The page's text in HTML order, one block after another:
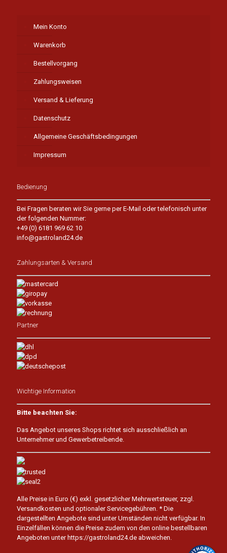
Mein Konto
Warenkorb
Bestellvorgang
Zahlungsweisen
Versand & Lieferung
Datenschutz
Allgemeine Geschäftsbedingungen
Impressum
Bedienung
Bei Fragen beraten wir Sie gerne per E-Mail oder telefonisch unter
der folgenden Nummer:
+49 (0) 6181 969 62 10
info@gastroland24.de
Zahlungsarten & Versand
Partner
Wichtige Information
Bitte beachten Sie:
Das Angebot unseres Shops richtet sich ausschließlich an
Unternehmer und Gewerbetreibende.
Alle Preise in Euro (€) exkl. gesetzlicher Mehrwertsteuer, zzgl.
Versandkosten und optionaler Servicegebühren. * Die
dargestellten Angebote sind unter Umständen nicht verfügbar. In
Einzelfällen können die Preise zudem von den online bestellbaren
Angeboten unter https://gastroland24.de abweichen.